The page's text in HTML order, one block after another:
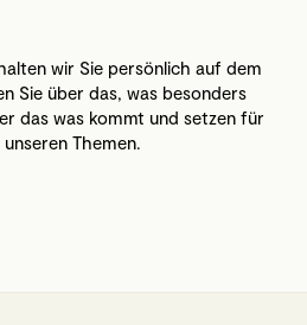
wir Sie persönlich auf dem
Sie über das, was besonders
das was kommt und setzen für
Themen.